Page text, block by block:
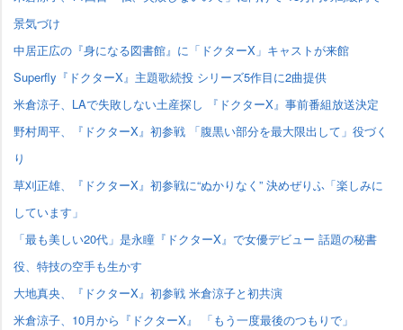
景気づけ
中居正広の『身になる図書館』に「ドクターX」キャストが来館
Superfly『ドクターX』主題歌続投 シリーズ5作目に2曲提供
米倉涼子、LAで失敗しない土産探し 『ドクターX』事前番組放送決定
野村周平、『ドクターX』初参戦 「腹黒い部分を最大限出して」役づく
り
草刈正雄、『ドクターX』初参戦に“ぬかりなく” 決めぜりふ「楽しみに
しています」
「最も美しい20代」是永瞳『ドクターX』で女優デビュー 話題の秘書
役、特技の空手も生かす
大地真央、『ドクターX』初参戦 米倉涼子と初共演
米倉涼子、10月から『ドクターX』 「もう一度最後のつもりで」